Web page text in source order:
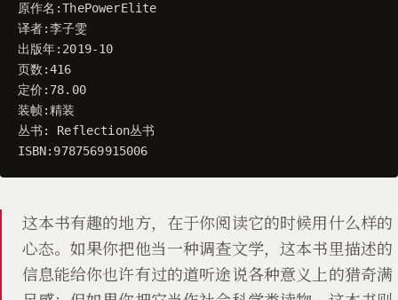
原作名 :ThePowerElite
译者:李子雯
出版年: 2019-10
页数 :416
定价 : 78.00
装帧:精装
丛书 :
Reflection丛书
ISBN: 9787569915006
这本书有趣的地方，在于你阅读它的时候用什么样的
心态。如果你把他当一种调查文学，这本书里描述的
信息能给你也许有过的道听途说各种意义上的猎奇满